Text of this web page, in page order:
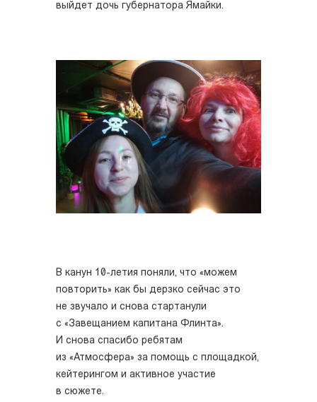
выйдет дочь губернатора Ямайки.
В канун 10-летия поняли, что «можем
повторить» как бы дерзко сейчас это
не звучало и снова стартанули
с «Завещанием капитана Флинта».
И снова спасибо ребятам
из «Атмосфера» за помощь с площадкой,
кейтерингом и активное участие
в сюжете.